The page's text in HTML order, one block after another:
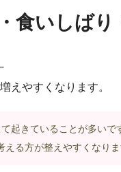
食いしばり
えやすくなります。
起きていることが多いで
る方が整えやすくなりま